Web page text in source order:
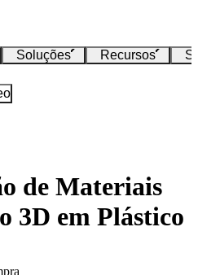
Soluções Recursos
de Materiais
3D em Plástico